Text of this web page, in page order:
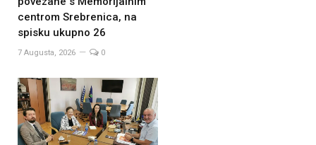
centrom Srebrenica, na
spisku ukupno 26
7 Augusta, 2026 0